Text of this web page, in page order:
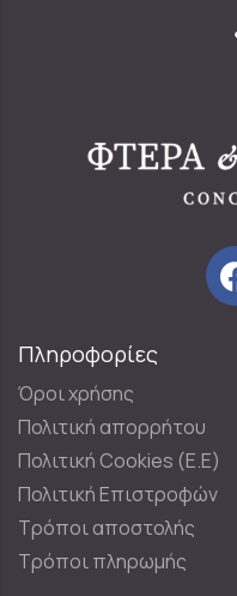
Πληροφορίες
Όροι χρήσης
Πολιτική απορρήτου
Πολιτική Cookies (E.E)
Πολιτική Επιστροφών
Τρόποι αποστολής
Τρόποι πληρωμής